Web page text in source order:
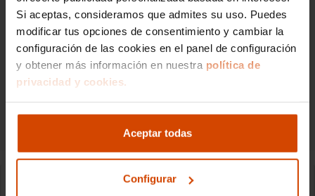
Si aceptas, consideramos que admites su uso. Puedes
modificar tus opciones de consentimiento y cambiar la
configuración de las cookies en el panel de configuración
y obtener más información en nuestra política de
privacidad y cookies.
Aceptar todas
Configurar
Síguenos en nuestras redes sociales para
estar informado de todo el mundo del
motor.
Destacados